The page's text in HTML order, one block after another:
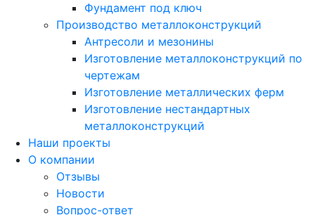
Фундамент под ключ
Производство металлоконструкций
Антресоли и мезонины
Изготовление металлоконструкций по
чертежам
Изготовление металлических ферм
Изготовление нестандартных
металлоконструкций
Наши проекты
О компании
Отзывы
Новости
Вопрос-ответ